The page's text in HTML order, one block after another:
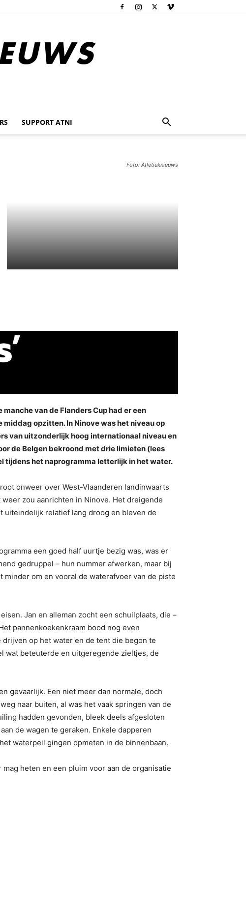
SUPPORT ATNI
Foto: Atletieknieuws
manche van de Flanders Cup had er een
middag opzitten. In Ninove was het niveau op
van uitzonderlijk hoog internationaal niveau en
de Belgen bekroond met drie limieten (lees
tijdens het naprogramma letterlijk in het water.
onweer over West-Vlaanderen landinwaarts
zou aanrichten in Ninove. Het dreigende
uiteindelijk relatief lang droog en bleven de
een goed half uurtje bezig was, was er
gedruppel – hun nummer afwerken, maar bij
om en vooral de waterafvoer van de piste
Jan en alleman zocht een schuilplaats, die –
pannenkoekenkraam bood nog even
op het water en de tent die begon te
wat beteuterde en uitgeregende zieltjes, de
gevaarlijk. Een niet meer dan normale, doch
naar buiten, al was het vaak springen van de
hadden gevonden, bleek deels afgesloten
de wagen te geraken. Enkele dapperen
waterpeil gingen opmeten in de binnenbaan.
heten en een pluim voor aan de organisatie